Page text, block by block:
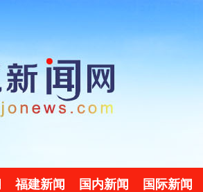
福建新闻 国内新闻 国际新闻